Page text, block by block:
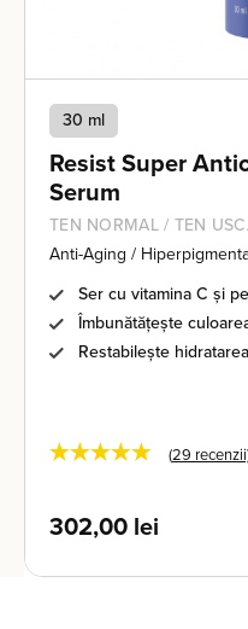
30 ml
Resist Super
Serum
TEN NORMAL / TEN
Anti-Aging /
Ser cu vitamina C și
Îmbunătățește
Restabilește
★★★★★ (29
302,00 lei